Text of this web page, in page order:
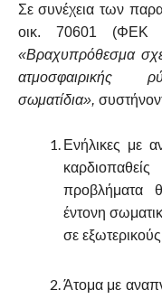
Σε συνέχεια των
οικ. 70601 (ΦΕΚ
«Βραχυπρόθεσμα
ατμοσφαιρικής
σωματίδια»,
Ενήλικες με
προβλήματα
έντονη
σε
Άτομα με